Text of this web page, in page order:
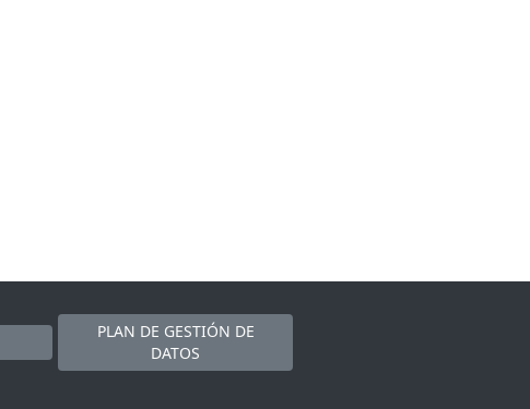
PLAN DE GESTIÓN DE
DATOS